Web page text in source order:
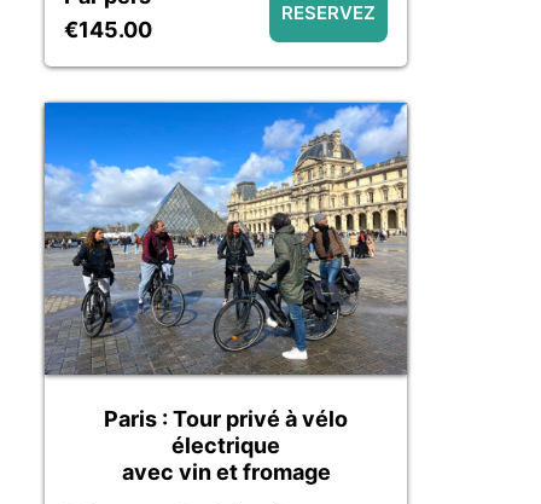
de l’eau, devant le château.
€145.00
RESERVEZ
Paris : Tour privé à vélo
électrique
avec vin et fromage